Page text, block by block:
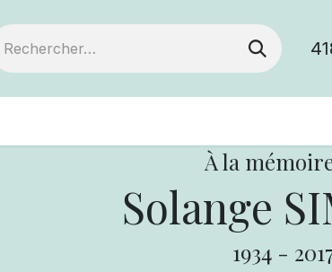
À la
Solange
1934 -